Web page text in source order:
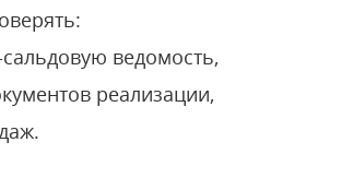
ведомость,
реализации,